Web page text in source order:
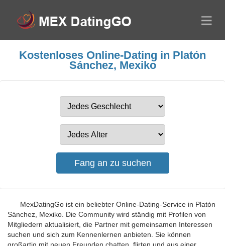
Kostenloses Online-Dating in Platón
Sánchez, Mexiko
MexDatingGo ist ein beliebter Online-Dating-Service in Platón
Sánchez, Mexiko. Die Community wird ständig mit Profilen von
Mitgliedern aktualisiert, die Partner mit gemeinsamen Interessen
suchen und sich zum Kennenlernen anbieten. Sie können